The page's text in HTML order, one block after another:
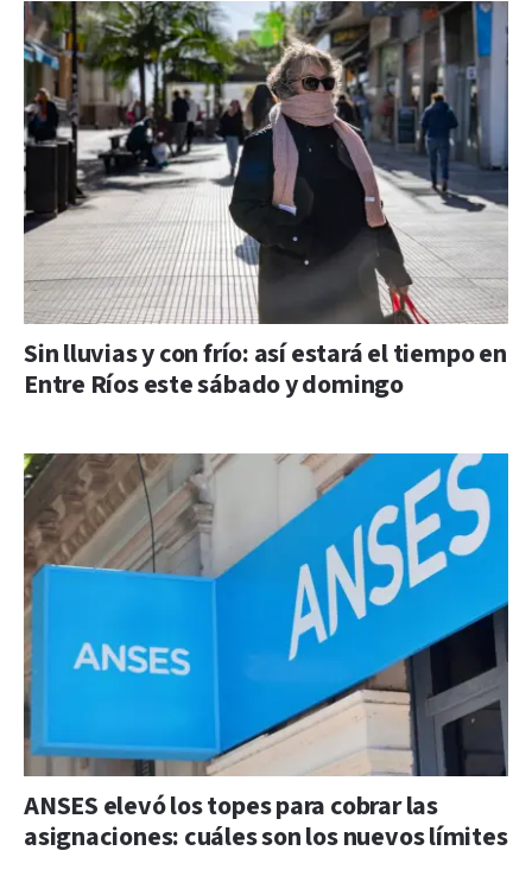
Sin lluvias y con frío: así estará el tiempo en
Entre Ríos este sábado y domingo
ANSES elevó los topes para cobrar las
asignaciones: cuáles son los nuevos límites